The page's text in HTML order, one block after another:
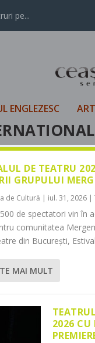
pe...
ENGLEZESC
DE TEATRU
GRUPULUI
de Cultură | iul. 31, 2026 |
de spectatori vin în
comunitatea
din București,
MAI MULT
2026 CU